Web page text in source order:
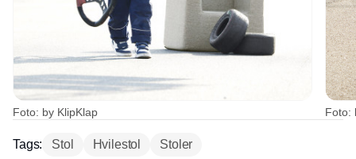
Foto: by KlipKlap Foto:
Tags: Stol Hvilestol Stoler